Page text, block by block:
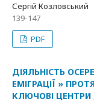
Сергій Козловський
139-147
PDF
ДІЯЛЬНІСТЬ
ЕМІГРАЦІЇ »
КЛЮЧОВІ ЦЕНТРИ